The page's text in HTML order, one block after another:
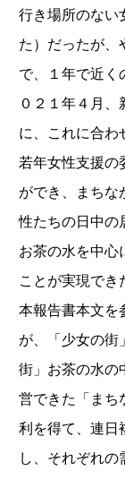
行き場所のない
た）だったが、
で、１年で近く
０２１年４月、
に、これに合わ
若年女性支援の
ができ、まちな
性たちの日中の
お茶の水を中心
ことが実現でき
本報告書本文を
が、「少女の街
街」お茶の水の
営できた「まち
利を得て、連日
し、それぞれの